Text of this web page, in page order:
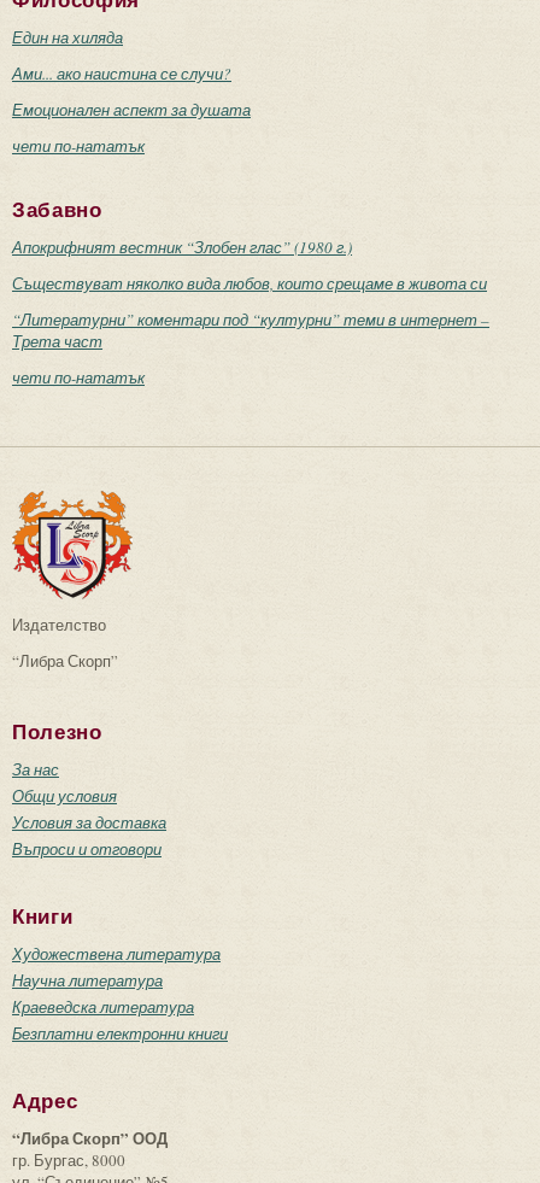
Един на хиляда
Ами... ако наистина се случи?
Емоционален аспект за душата
чети по-нататък
Забавно
Апокрифният вестник “Злобен глас” (1980 г.)
Съществуват няколко вида любов, които срещаме в живота си
“Литературни” коментари под “културни” теми в интернет –
Трета част
чети по-нататък
Издателство
“Либра Скорп”
Полезно
За нас
Общи условия
Условия за доставка
Въпроси и отговори
Книги
Художествена литература
Научна литература
Краеведска литература
Безплатни електронни книги
Адрес
“Либра Скорп” ООД
гр. Бургас, 8000